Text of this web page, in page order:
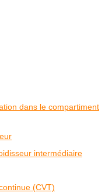
dans le compartiment
intermédiaire
(CVT)